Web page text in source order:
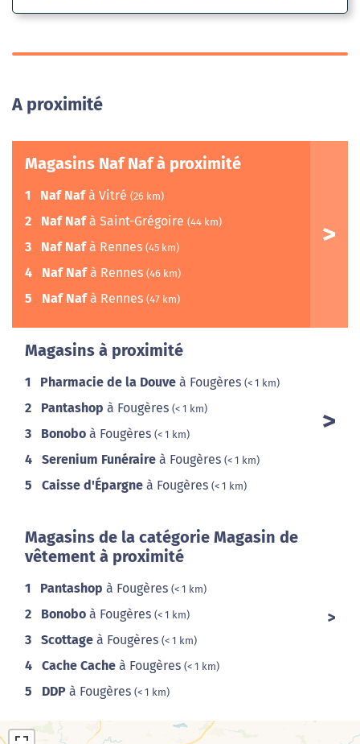
A proximité
Magasins Naf Naf à proximité
1 Naf Nafà Vitré (26 km)
2 Naf Nafà Saint-Grégoire (44 km)
3 Naf Nafà Rennes (45 km)
4 Naf Nafà Rennes (46 km)
5 Naf Nafà Rennes (47 km)
Magasins à proximité
1 Pharmacie de la Douve à Fougères (< 1 km)
2 Pantashop à Fougères (< 1 km)
3 Bonobo à Fougères (< 1 km)
4 Serenium Funéraire à Fougères (< 1 km)
5 Caisse d'Épargne à Fougères (< 1 km)
Magasins de la catégorie Magasin de
vêtement à proximité
1 Pantashop à Fougères (< 1 km)
2 Bonobo à Fougères (< 1 km)
3 Scottage à Fougères (< 1 km)
4 Cache Cache à Fougères (< 1 km)
5 DDP à Fougères (< 1 km)